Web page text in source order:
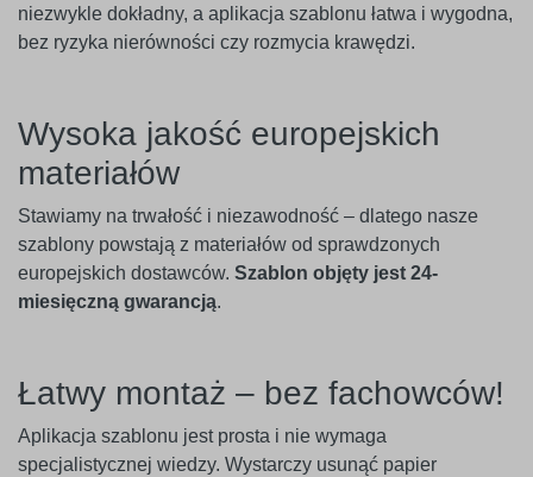
niezwykle dokładny, a aplikacja szablonu łatwa i wygodna,
bez ryzyka nierówności czy rozmycia krawędzi.
Wysoka jakość europejskich
materiałów
Stawiamy na trwałość i niezawodność – dlatego nasze
szablony powstają z materiałów od sprawdzonych
europejskich dostawców. Szablon objęty jest 24-
miesięczną gwarancją.
Łatwy montaż – bez fachowców!
Aplikacja szablonu jest prosta i nie wymaga
specjalistycznej wiedzy. Wystarczy usunąć papier